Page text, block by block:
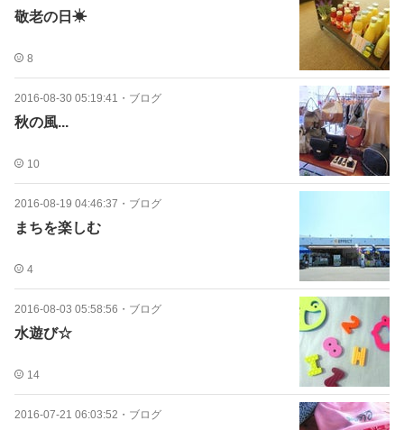
敬老の日☀
8
2016-08-30 05:19:41 ・ ブログ
秋の風...
10
2016-08-19 04:46:37 ・ ブログ
まちを楽しむ
4
2016-08-03 05:58:56 ・ ブログ
水遊び☆
14
2016-07-21 06:03:52 ・ ブログ